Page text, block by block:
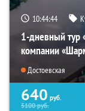
10:44:42
1-дневный тур
компании
Достоевская
640 руб.
5100руб.